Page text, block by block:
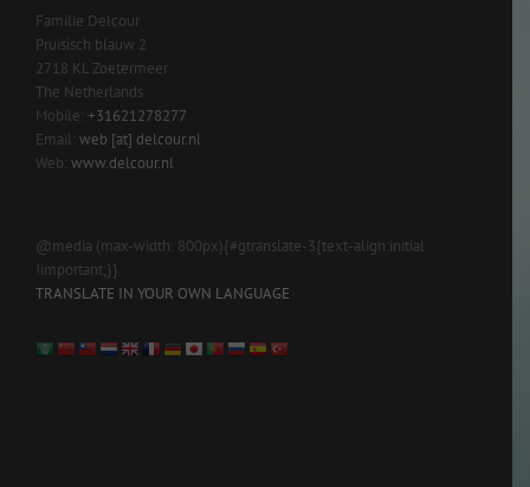
Familie Delcour
Pruisisch blauw 2
2718 KL Zoetermeer
The Netherlands
Mobile: +31621278277
Email: web [at] delcour.nl
Web: www.delcour.nl
@media (max-width: 800px){#gtranslate-3{text-align:initial
!important;}}
TRANSLATE IN YOUR OWN LANGUAGE